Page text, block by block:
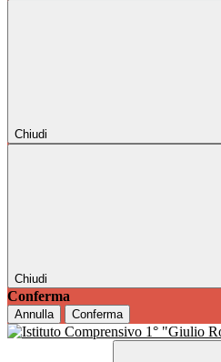
Chiudi
Chiudi
Conferma
Annulla Conferma